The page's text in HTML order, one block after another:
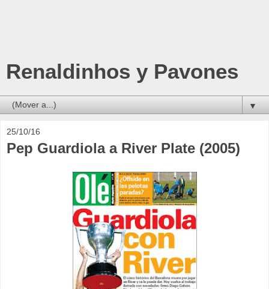
Renaldinhos y Pavones
▼
25/10/16
Pep Guardiola a River Plate (2005)